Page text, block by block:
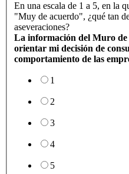
En una escala de 1 a 5, en la
"Muy de acuerdo", ¿qué tan
aseveraciones?
La información del Muro
orientar mi decisión de
comportamiento de las
1
2
3
4
5